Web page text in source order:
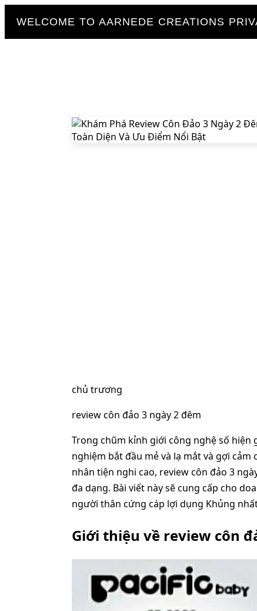
WELCOME TO AARNEDE CREATIONS
chủ trương
review côn đảo 3 ngày 2 đêm
Trong chũm kỉnh giới công nghệ số hiện
nghiệm bắt đầu mẻ và lạ mắt và gợi
nhân tiện nghi cao, review côn đảo 3
đa dạng. Bài viết này sẽ cung cấp cho
người thân cứng cáp lợi dụng Khủng
Giới thiệu về review côn